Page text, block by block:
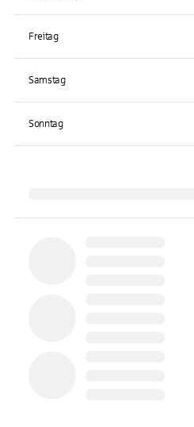
Freitag
Samstag
Sonntag